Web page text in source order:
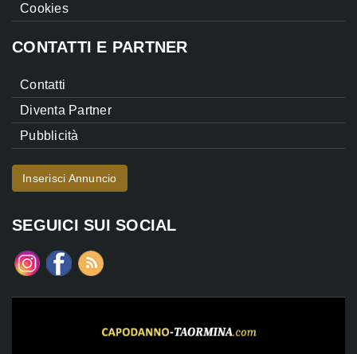
Cookies
CONTATTI E PARTNER
Contatti
Diventa Partner
Pubblicità
Inserisci Annuncio
SEGUICI SUI SOCIAL